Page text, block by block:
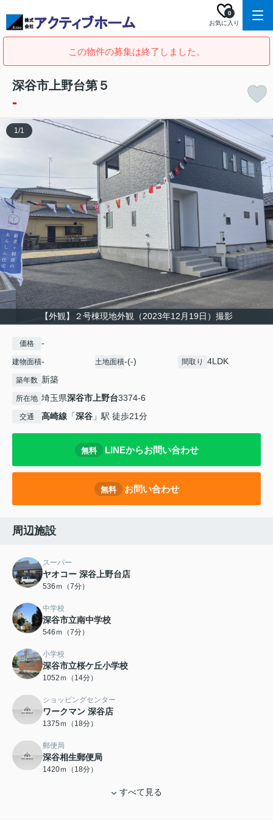
お気に入り
0
この物件の募集は終了しました。
深谷市上野台第５
-
【外観】２号棟現地外観（2023年12月19日）撮影
1/1
価格 -
建物面積- 土地面積-(-) 間取り 4LDK
築年数 新築
所在地 埼玉県深谷市上野台3374-6
交通 高崎線 「深谷 」駅 徒歩21分
無料 LINEからお問い合わせ
無料 お問い合わせ
周辺施設
スーパー
ヤオコー 深谷上野台店
536ｍ（7分）
中学校
深谷市立南中学校
546ｍ（7分）
小学校
深谷市立桜ケ丘小学校
1052ｍ（14分）
ショッピングセンター
ワークマン 深谷店
1375ｍ（18分）
郵便局
深谷相生郵便局
1420ｍ（18分）
すべて見る